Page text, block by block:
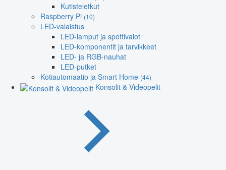
Kutisteletkut
Raspberry Pi (10)
LED-valaistus
LED-lamput ja spottivalot
LED-komponentit ja tarvikkeet
LED- ja RGB-nauhat
LED-putket
Kotiautomaatio ja Smart Home (44)
Konsolit & Videopelit